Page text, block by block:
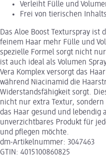
Verleiht Fülle und
Frei von tierischen
Das Aloe Boost Texturspray ist
feinem Haar mehr Fülle und
spezielle Formel sorgt nicht
ist auch ideal als Volumen
Vera Komplex versorgt das
während Niacinamid die
Widerstandsfähigkeit sorgt.
nicht nur extra Textur,
das Haar gesund und lebendig
unverzichtbares Produkt für
und pflegen möchte.
dm-Artikelnummer: 3047463
GTIN: 4015100860825